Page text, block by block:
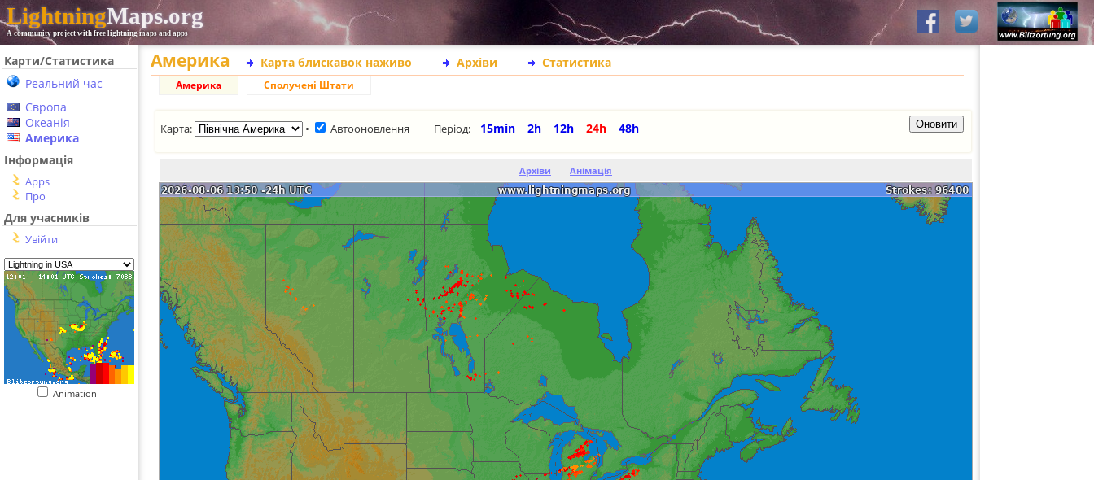
LightningMaps.org
A community project with free lightning maps and apps
Карти/Статистика
Реальний час
Європа
Океанія
Америка
Інформація
Apps
Про
Для учасників
Увійти
Animation
Америка Карта блискавок наживо Архіви Статистика
Америка Сполучені Штати
Карта: • Автооновлення Період: 15min 2h 12h 24h 48h
Архіви Анімація